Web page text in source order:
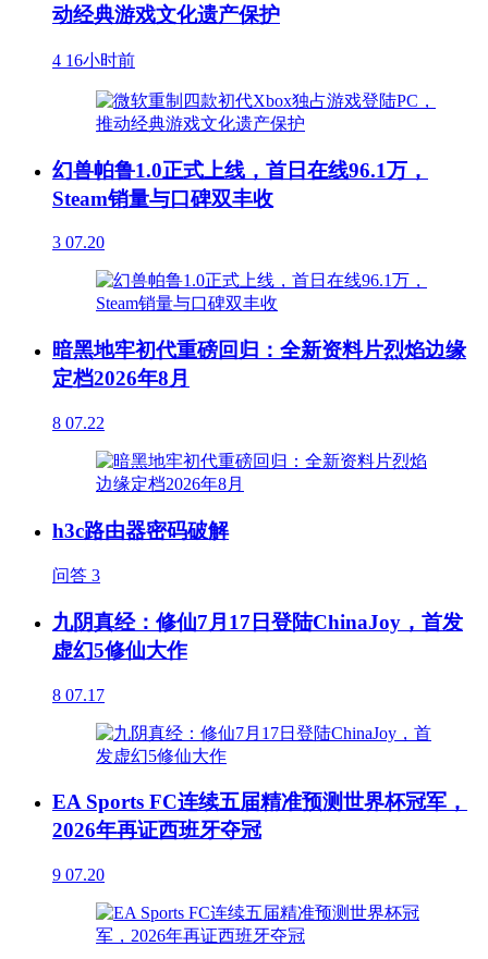
动经典游戏文化遗产保护
4 16小时前
幻兽帕鲁1.0正式上线，首日在线96.1万，
Steam销量与口碑双丰收
3 07.20
暗黑地牢初代重磅回归：全新资料片烈焰边缘
定档2026年8月
8 07.22
h3c路由器密码破解
问答 3
九阴真经：修仙7月17日登陆ChinaJoy，首发
虚幻5修仙大作
8 07.17
EA Sports FC连续五届精准预测世界杯冠军，
2026年再证西班牙夺冠
9 07.20